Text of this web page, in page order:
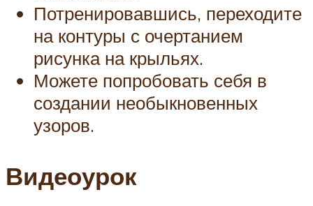
Потренировавшись, переходите
на контуры с очертанием
рисунка на крыльях.
Можете попробовать себя в
создании необыкновенных
узоров.
Видеоурок